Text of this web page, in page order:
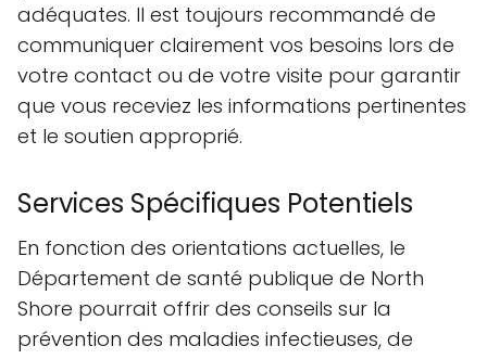
adéquates. Il est toujours recommandé de
communiquer clairement vos besoins lors de
votre contact ou de votre visite pour garantir
que vous receviez les informations pertinentes
et le soutien approprié.
Services Spécifiques Potentiels
En fonction des orientations actuelles, le
Département de santé publique de North
Shore pourrait offrir des conseils sur la
prévention des maladies infectieuses, de